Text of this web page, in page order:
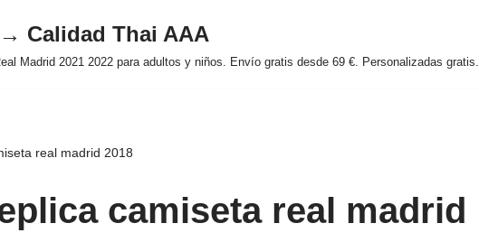
Calidad Thai AAA
Madrid 2021 2022 para adultos y niños. Envío gratis desde 69 €. Personalizadas gratis.
real madrid 2018
camiseta real madrid